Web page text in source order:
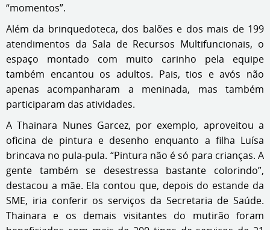
“momentos”.
Além da brinquedoteca, dos balões e dos mais de 199
atendimentos da Sala de Recursos Multifuncionais, o
espaço montado com muito carinho pela equipe
também encantou os adultos. Pais, tios e avós não
apenas acompanharam a meninada, mas também
participaram das atividades.
A Thainara Nunes Garcez, por exemplo, aproveitou a
oficina de pintura e desenho enquanto a filha Luísa
brincava no pula-pula. “Pintura não é só para crianças. A
gente também se desestressa bastante colorindo”,
destacou a mãe. Ela contou que, depois do estande da
SME, iria conferir os serviços da Secretaria de Saúde.
Thainara e os demais visitantes do mutirão foram